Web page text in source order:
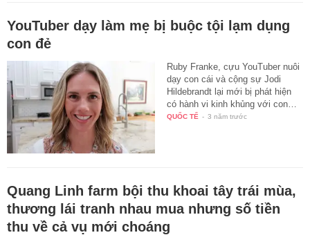
YouTuber dạy làm mẹ bị buộc tội lạm dụng
con đẻ
Ruby Franke, cựu YouTuber nuôi
dạy con cái và cộng sự Jodi
Hildebrandt lại mới bị phát hiện
có hành vi kinh khủng với con…
QUỐC TẾ - 3 năm trước
Quang Linh farm bội thu khoai tây trái mùa,
thương lái tranh nhau mua nhưng số tiền
thu về cả vụ mới choáng